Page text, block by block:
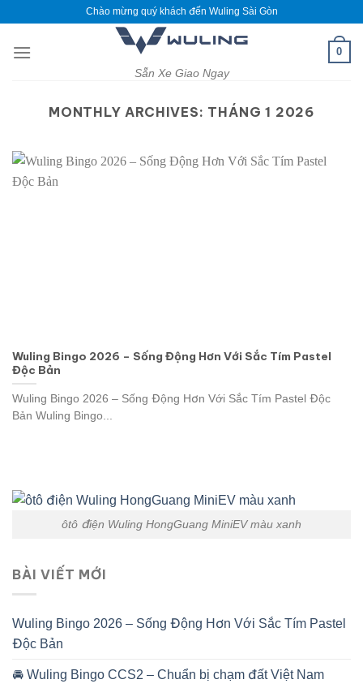
content
Chào mừng quý khách đến Wuling Sài Gòn
Sẵn Xe Giao Ngay
0
MONTHLY ARCHIVES: THÁNG 1 2026
Wuling Bingo 2026 – Sống Động Hơn Với Sắc Tím Pastel
Độc Bản
Wuling Bingo 2026 – Sống Động Hơn Với Sắc Tím Pastel Độc
Bản Wuling Bingo...
ôtô điện Wuling HongGuang MiniEV màu xanh
BÀI VIẾT MỚI
Wuling Bingo 2026 – Sống Động Hơn Với Sắc Tím Pastel
Độc Bản
🚘 Wuling Bingo CCS2 – Chuẩn bị chạm đất Việt Nam